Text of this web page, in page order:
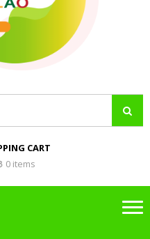
PBX LAO, IP-
PBX LAO,
PABX LAO,
NETWORK
CART
0 items